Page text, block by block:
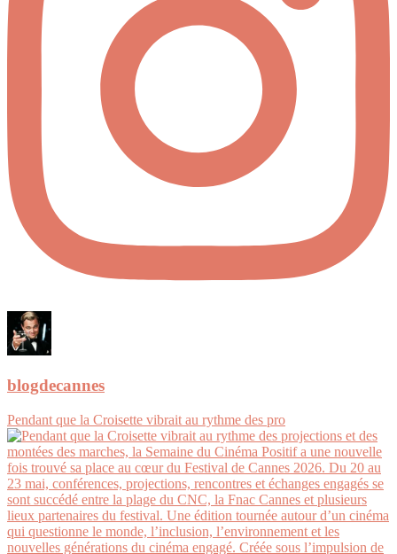
blogdecannes
Pendant que la Croisette vibrait au rythme des pro